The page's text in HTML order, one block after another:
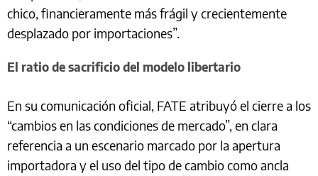
chico, financieramente más frágil y crecientemente
desplazado por importaciones”.
El ratio de sacrificio del modelo libertario
En su comunicación oficial, FATE atribuyó el cierre a los
“cambios en las condiciones de mercado”, en clara
referencia a un escenario marcado por la apertura
importadora y el uso del tipo de cambio como ancla